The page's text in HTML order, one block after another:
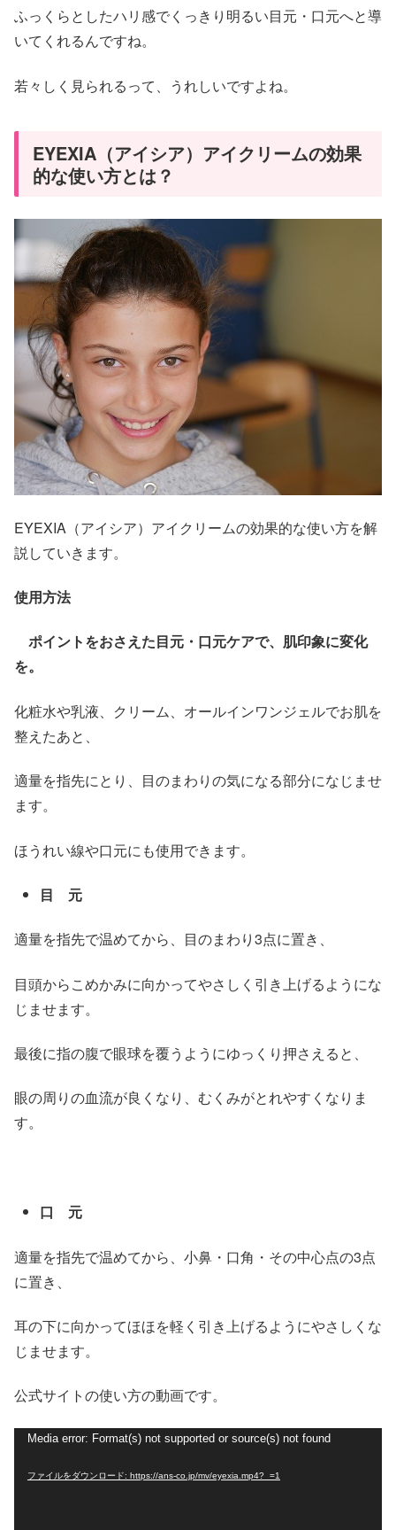
ふっくらとしたハリ感でくっきり明るい目元・口元へと導
いてくれるんですね。
若々しく見られるって、うれしいですよね。
EYEXIA（アイシア）アイクリームの効果
的な使い方とは？
EYEXIA（アイシア）アイクリームの効果的な使い方を解
説していきます。
使用方法
ポイントをおさえた目元・口元ケアで、肌印象に変化
を。
化粧水や乳液、クリーム、オールインワンジェルでお肌を
整えたあと、
適量を指先にとり、目のまわりの気になる部分になじませ
ます。
ほうれい線や口元にも使用できます。
目 元
適量を指先で温めてから、目のまわり3点に置き、
目頭からこめかみに向かってやさしく引き上げるようにな
じませます。
最後に指の腹で眼球を覆うようにゆっくり押さえると、
眼の周りの血流が良くなり、むくみがとれやすくなりま
す。
口 元
適量を指先で温めてから、小鼻・口角・その中心点の3点
に置き、
耳の下に向かってほほを軽く引き上げるようにやさしくな
じませます。
公式サイトの使い方の動画です。
Media error: Format(s) not supported or source(s) not found
ファイルをダウンロード: https://ans-co.jp/mv/eyexia.mp4?_=1